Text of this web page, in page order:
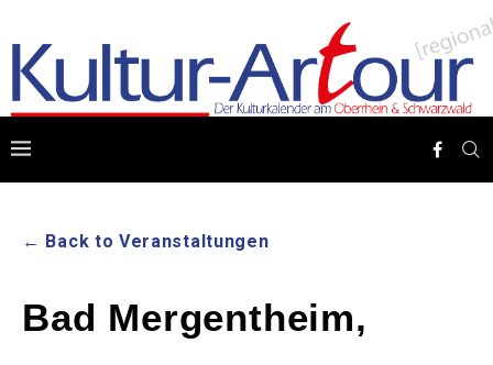
← Back to Veranstaltungen
Bad Mergentheim,